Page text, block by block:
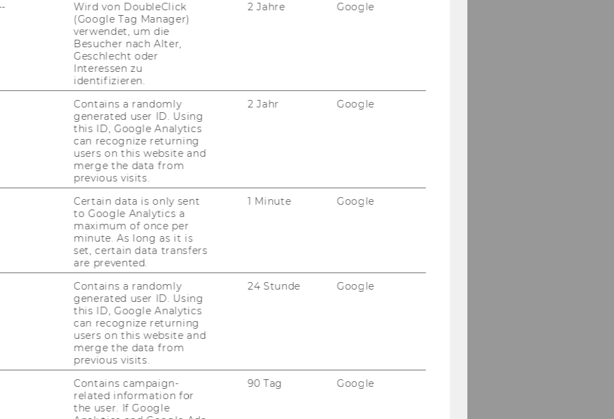
26. Stück168)
hat in seiner 65. Sitzung am 21. März
über die Organisation der
2002), BGBl I Nr.
der Studienkommission vom 17.
"Wirtschafts- und
Wien
26. Stück 169) Verordnungen und
über die Curricula von
Wien hat in seiner 65. Sitzung am
über die Organisation der
2002), BGBl I Nr.
der Lehrgangskommission vom
und Änderungen von Verordnungen
genehmigt:
Wird von DoubleClick
(Google Tag Manager)
verwendet, um die
Besucher nach Alter,
Geschlecht oder
Interessen zu
identifizieren.
2 Jahre Google
Contains a randomly
generated user ID. Using
this ID, Google Analytics
can recognize returning
users on this website and
merge the data from
previous visits.
2 Jahr Google
Certain data is only sent
to Google Analytics a
maximum of once per
minute. As long as it is
set, certain data transfers
are prevented.
1 Minute Google
Contains a randomly
generated user ID. Using
this ID, Google Analytics
can recognize returning
users on this website and
merge the data from
previous visits.
24 Stunde Google
Contains campaign-
related information for
the user. If Google
90 Tag Google